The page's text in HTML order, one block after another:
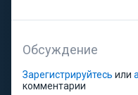
Обсуждение
Зарегистрируйтесь или
комментарии